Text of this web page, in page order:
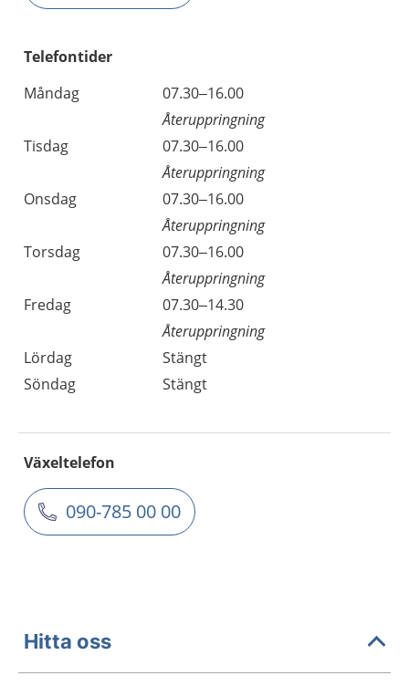
Telefontider
Måndag
07.30–16.00
Återuppringning
Tisdag
07.30–16.00
Återuppringning
Onsdag
07.30–16.00
Återuppringning
Torsdag
07.30–16.00
Återuppringning
Fredag
07.30–14.30
Återuppringning
Lördag
Stängt
Söndag
Stängt
Växeltelefon
090-785 00 00
Hitta oss